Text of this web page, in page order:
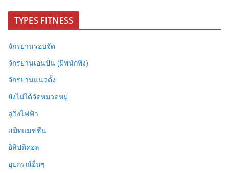
TYPES FITNESS
จักรยานรอบจัด
จักรยานเอนปั่น (มีพนักพิง)
จักรยานแนวตั้ง
ยังไม่ได้จัดหมวดหมู่
ลู่วิ่งไฟฟ้า
สมิทแมชชีน
อิลิปติคอล
อุปกรณ์อื่นๆ